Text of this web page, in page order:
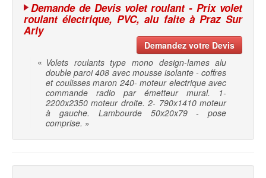
Demande de Devis volet roulant - Prix volet
roulant électrique, PVC, alu faite à Praz Sur
Arly
Demandez votre Devis
« Volets roulants type mono design-lames alu
double paroi 408 avec mousse isolante - coffres
et coulisses maron 240- moteur electrique avec
commande radio par émetteur mural. 1-
2200x2350 moteur droite. 2- 790x1410 moteur
à gauche. Lambourde 50x20x79 - pose
comprise. »